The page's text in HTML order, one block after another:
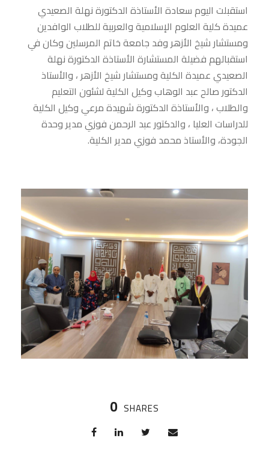
استقبلت اليوم سعادة الأستاذة الدكتورة نهلة الصعيدي
عميدة كلية العلوم الإسلامية والعربية للطلاب الوافدين
ومستشار شيخ الأزهر وفد جامعة خاتم المرسلين وكان في
استقبالهم فضيلة المستشارة الأستاذة الدكتورة نهلة
الصعيدي عميدة الكلية ومستشار شيخ الأزهر ، والأستاذ
الدكتور صالح عبد الوهاب وكيل الكلية لشئون التعليم
والطلاب ، والأستاذة الدكتورة شهيدة مرعي وكيل الكلية
للدراسات العليا ، والدكتور عبد الرحمن فوزي مدير وحدة
الجودة، والأستاذ محمد فوزي مدير الكلية.
0 SHARES